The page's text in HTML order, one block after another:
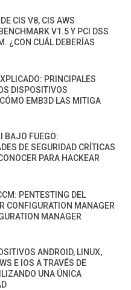
CIS V8, CIS AWS
V1.5 Y PCI DSS
¿CON CUÁL DEBERÍAS
PRINCIPALES
DISPOSITIVOS
CÓMO EMB3D LAS MITIGA
BAJO FUEGO:
DE SEGURIDAD CRÍTICAS
PARA HACKEAR
PENTESTING DEL
CONFIGURATION MANAGER
MANAGER
ANDROID, LINUX,
E IOS A TRAVÉS DE
UNA ÚNICA